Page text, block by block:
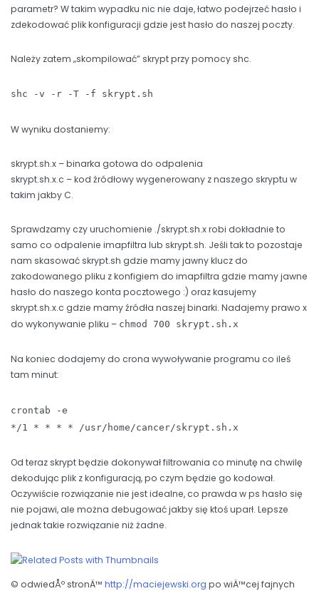
parametr? W takim wypadku nic nie daje, łatwo podejrzeć hasło i
zdekodować plik konfiguracji gdzie jest hasło do naszej poczty.
Należy zatem „skompilować” skrypt przy pomocy shc.
shc -v -r -T -f skrypt.sh
W wyniku dostaniemy:
skrypt.sh.x – binarka gotowa do odpalenia
skrypt.sh.x.c – kod źródłowy wygenerowany z naszego skryptu w
takim jakby C.
Sprawdzamy czy uruchomienie ./skrypt.sh.x robi dokładnie to
samo co odpalenie imapfiltra lub skrypt.sh. Jeśli tak to pozostaje
nam skasować skrypt.sh gdzie mamy jawny klucz do
zakodowanego pliku z konfigiem do imapfiltra gdzie mamy jawne
hasło do naszego konta pocztowego :) oraz kasujemy
skrypt.sh.x.c gdzie mamy źródła naszej binarki. Nadajemy prawo x
do wykonywanie pliku – chmod 700 skrypt.sh.x
Na koniec dodajemy do crona wywoływanie programu co ileś
tam minut:
crontab -e
*/1 * * * * /usr/home/cancer/skrypt.sh.x
Od teraz skrypt będzie dokonywał filtrowania co minutę na chwilę
dekodując plik z konfiguracją, po czym będzie go kodował.
Oczywiście rozwiązanie nie jest idealne, co prawda w ps hasło się
nie pojawi, ale można debugować jakby się ktoś uparł. Lepsze
jednak takie rozwiązanie niż żadne.
© odwiedÅº stronÄ™ http://maciejewski.org po wiÄ™cej fajnych